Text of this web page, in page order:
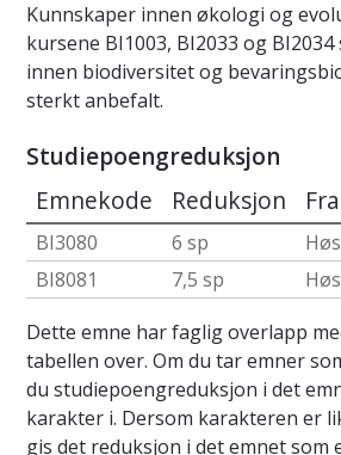
Kunnskaper innen økologi og
kursene BI1003, BI2033 og
innen biodiversitet og
sterkt anbefalt.
Studiepoengreduksjon
Emnekode Reduksjon Fra
BI3080 6 sp
BI8081
7,5 sp
Dette emne har faglig overlapp
tabellen over. Om du tar emner
du studiepoengreduksjon i det
karakter i. Dersom karakteren er
gis det reduksjon i det emnet som